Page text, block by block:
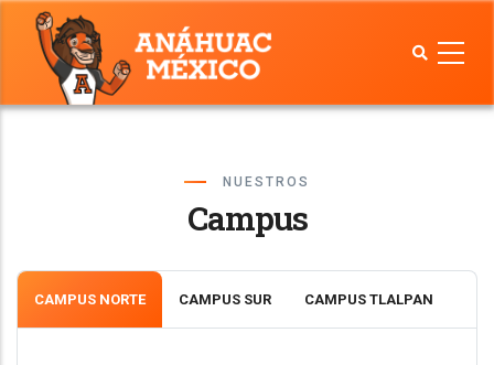
Pasar
contenido
principal
NUESTROS
Campus
CAMPUS NORTE CAMPUS SUR CAMPUS TLALPAN